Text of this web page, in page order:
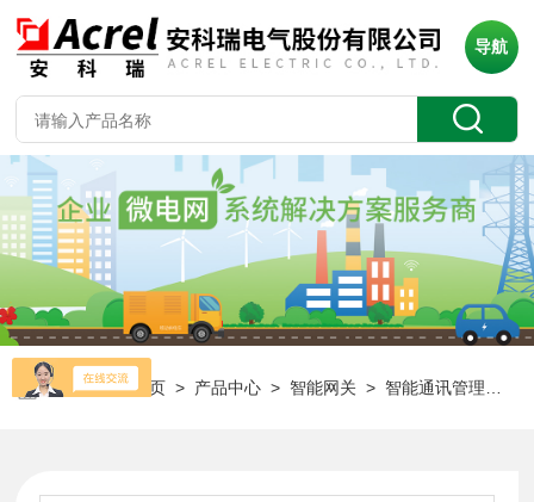
导航
当前位置：首页 > 产品中心 > 智能网关 > 智能通讯管理机